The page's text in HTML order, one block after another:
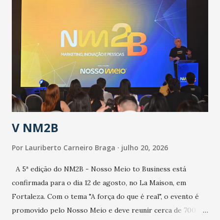
públicos e domiciliares. “Nós não estamos vivendo uma
epidemia comum, como temos em todos os anos, com
aumento de casos de dengue, influenza ou H1N1. Trata-se
de uma epidemia com um vírus diferente, com um poder de
contaminação maior que outros coronavírus”, apontou o
secretário. Segundo ele, é uma epidemia com chance de
contaminação alta, podendo gerar um grande risco à
população e ao sistema de saúde. “Precisamos saber fazer a
estratificação do risco da doença, para não so...
V NM2B
Por Lauriberto Carneiro Braga julho 20, 2026
A 5ª edição do NM2B - Nosso Meio to Business está
confirmada para o dia 12 de agosto, no La Maison, em
Fortaleza. Com o tema "A força do que é real", o evento é
promovido pelo Nosso Meio e deve reunir cerca de 700